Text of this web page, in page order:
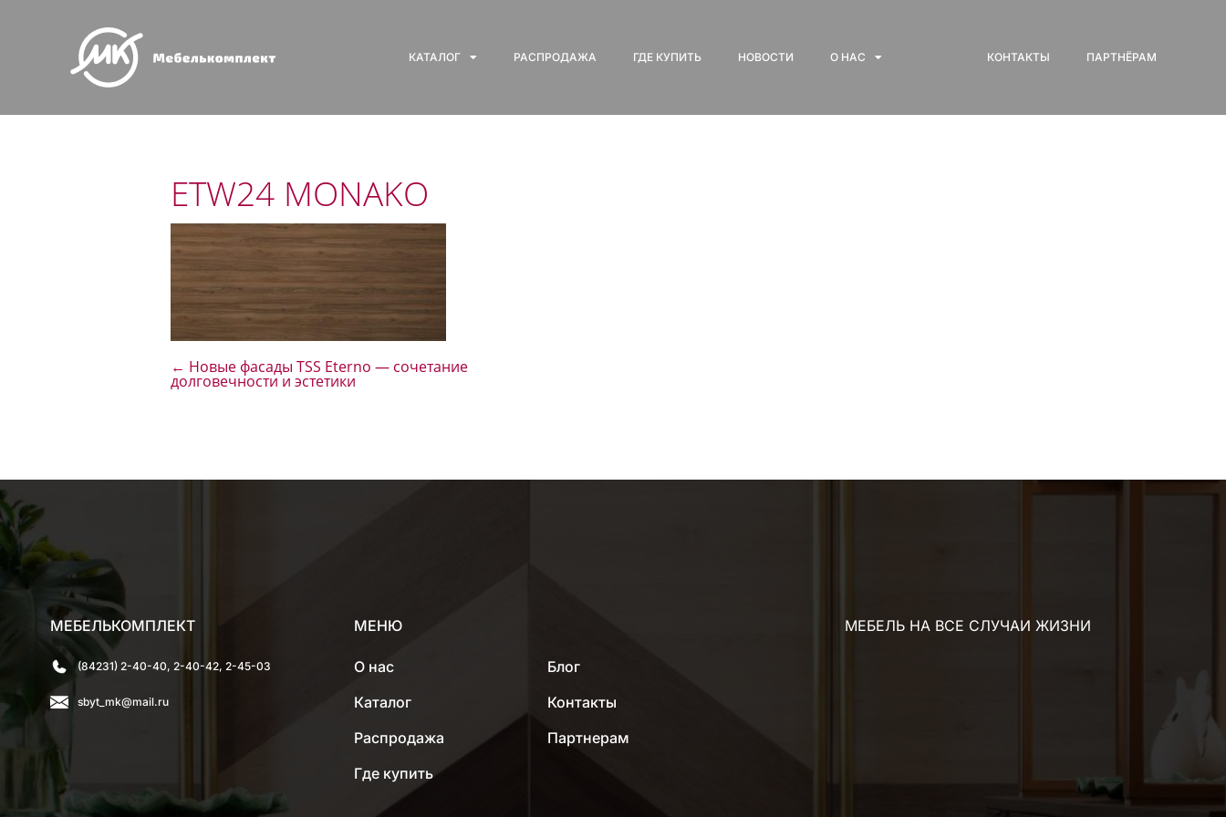
КАТАЛОГ РАСПРОДАЖА ГДЕ КУПИТЬ НОВОСТИ О НАС КОНТАКТЫ ПАРТНЁРАМ
ETW24 MONAKO
← Новые фасады TSS Eterno — сочетание
долговечности и эстетики
МЕБЕЛЬКОМПЛЕКТ
(84231) 2-40-40, 2-40-42, 2-45-03
sbyt_mk@mail.ru
МЕНЮ
О нас
Каталог
Распродажа
Где купить
Блог
Контакты
Партнерам
МЕБЕЛЬ НА ВСЕ СЛУЧАИ ЖИЗНИ